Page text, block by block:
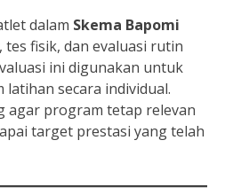
dalam Skema Bapomi
, tes fisik, dan evaluasi rutin
ini digunakan untuk
secara individual.
agar program tetap relevan
target prestasi yang telah